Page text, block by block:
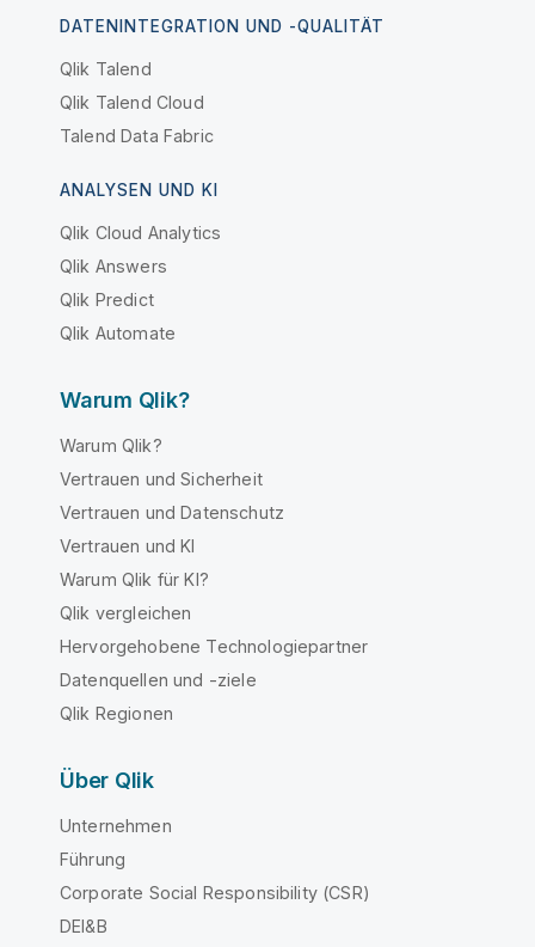
DATENINTEGRATION UND -QUALITÄT
Qlik Talend
Qlik Talend Cloud
Talend Data Fabric
ANALYSEN UND KI
Qlik Cloud Analytics
Qlik Answers
Qlik Predict
Qlik Automate
Warum Qlik?
Warum Qlik?
Vertrauen und Sicherheit
Vertrauen und Datenschutz
Vertrauen und KI
Warum Qlik für KI?
Qlik vergleichen
Hervorgehobene Technologiepartner
Datenquellen und -ziele
Qlik Regionen
Über Qlik
Unternehmen
Führung
Corporate Social Responsibility (CSR)
DEI&B